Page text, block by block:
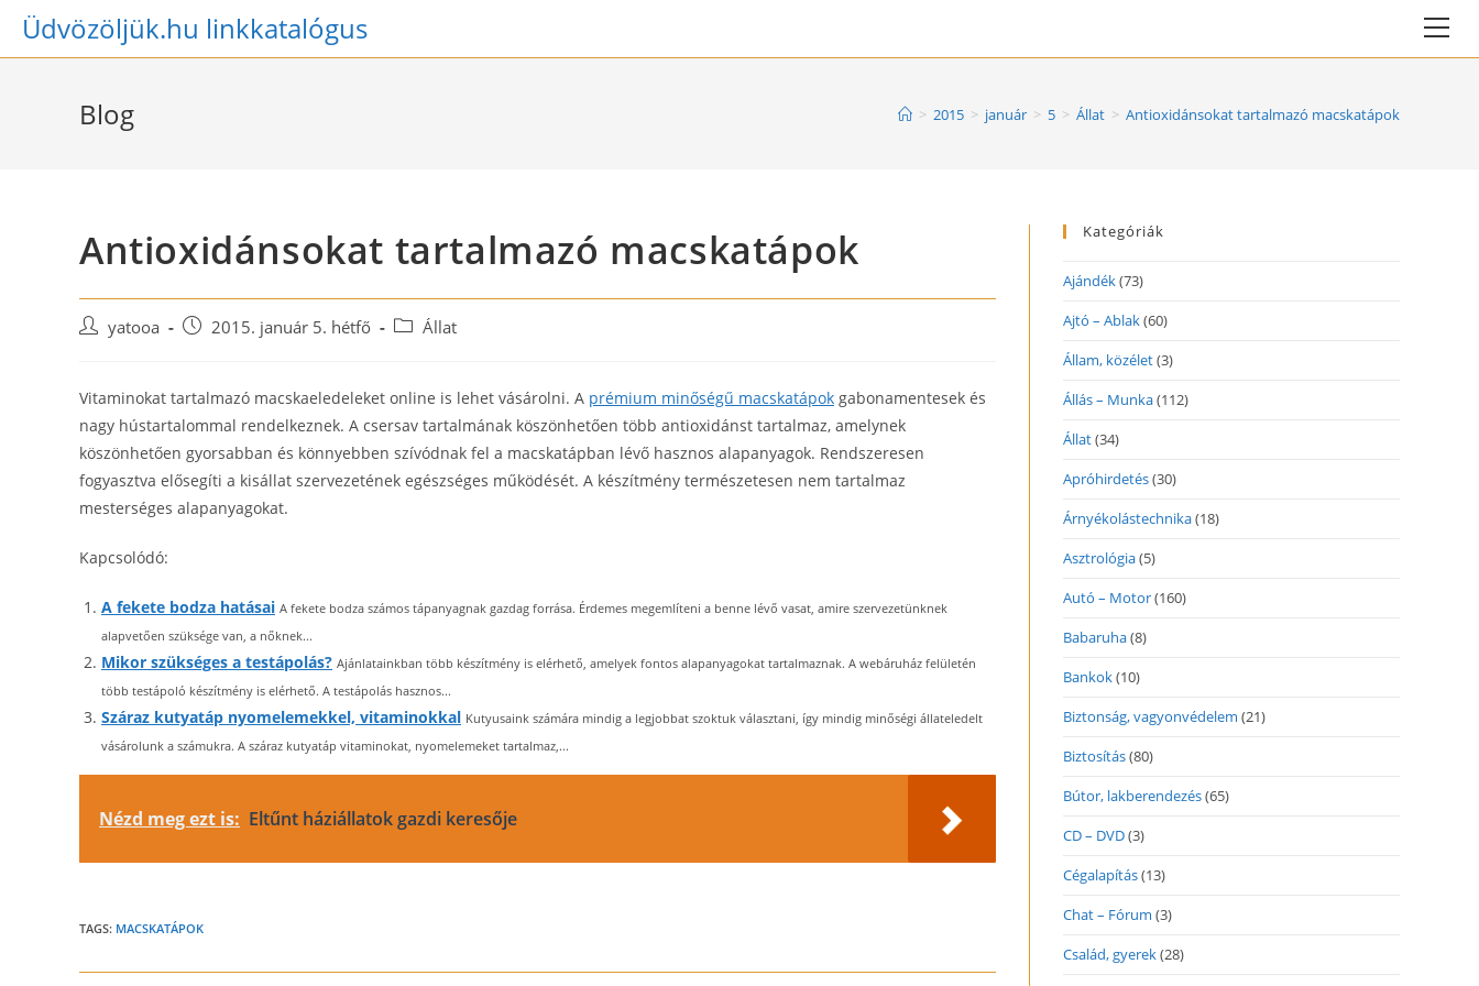
SkipÜdvözöljük.hu linkkatalógus
Blog > 2015 > január > 5 > Állat > Antioxidánsokat tartalmazó macskatápok
Antioxidánsokat tartalmazó macskatápok
Postyatooa
Post 2015. január 5. hétfő
PostÁllat
Vitaminokat tartalmazó macskaeledeleket online is lehet vásárolni. A prémium minőségű macskatápok gabonamentesek és
nagy hústartalommal rendelkeznek. A csersav tartalmának köszönhetően több antioxidánst tartalmaz, amelynek
köszönhetően gyorsabban és könnyebben szívódnak fel a macskatápban lévő hasznos alapanyagok. Rendszeresen
fogyasztva elősegíti a kisállat szervezetének egészséges működését. A készítmény természetesen nem tartalmaz
mesterséges alapanyagokat.
Kapcsolódó:
A fekete bodza hatásai A fekete bodza számos tápanyagnak gazdag forrása. Érdemes megemlíteni a benne lévő vasat, amire szervezetünknek
alapvetően szüksége van, a nőknek...
Mikor szükséges a testápolás? Ajánlatainkban több készítmény is elérhető, amelyek fontos alapanyagokat tartalmaznak. A webáruház felületén
több testápoló készítmény is elérhető. A testápolás hasznos...
Száraz kutyatáp nyomelemekkel, vitaminokkal Kutyusaink számára mindig a legjobbat szoktuk választani, így mindig minőségi állateledelt
vásárolunk a számukra. A száraz kutyatáp vitaminokat, nyomelemeket tartalmaz,...
Nézd meg ezt is: Eltűnt háziállatok gazdi keresője
TAGS: MACSKATÁPOK
Kategóriák
Ajándék(73)
Ajtó – Ablak(60)
Állam, közélet(3)
Állás – Munka(112)
Állat(34)
Apróhirdetés(30)
Árnyékolástechnika(18)
Asztrológia(5)
Autó – Motor(160)
Babaruha(8)
Bankok(10)
Biztonság, vagyonvédelem (21)
Biztosítás(80)
Bútor, lakberendezés(65)
CD – DVD(3)
Cégalapítás(13)
Chat – Fórum (3)
Család, gyerek(28)